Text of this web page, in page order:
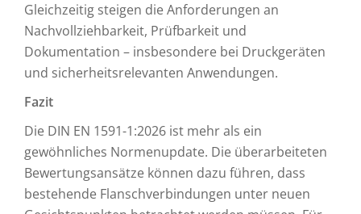
Gleichzeitig steigen die Anforderungen an
Nachvollziehbarkeit, Prüfbarkeit und
Dokumentation – insbesondere bei Druckgeräten
und sicherheitsrelevanten Anwendungen.
Fazit
Die DIN EN 1591-1:2026 ist mehr als ein
gewöhnliches Normenupdate. Die überarbeiteten
Bewertungsansätze können dazu führen, dass
bestehende Flanschverbindungen unter neuen